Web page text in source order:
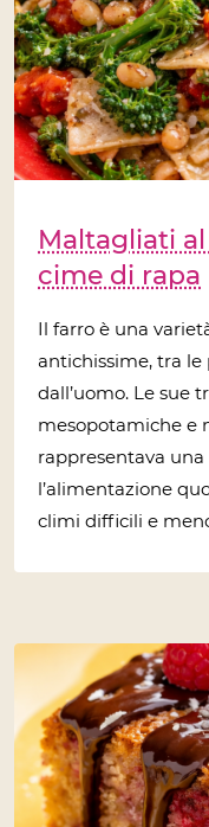
Maltagliati
cime di rapa
Il farro è una
antichissime, tra le
dall’uomo. Le sue
mesopotamiche e
rappresentava una
l’alimentazione
climi difficili e